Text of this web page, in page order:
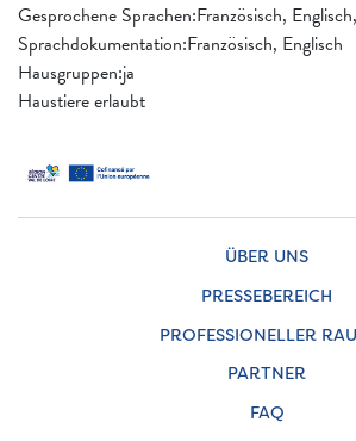
Gesprochene Sprachen:Französisch,
Sprachdokumentation:Französisch, Englisch
Hausgruppen:ja
Haustiere erlaubt
ÜBER UNS
PRESSEBEREICH
PROFESSIONELLER
PARTNER
FAQ